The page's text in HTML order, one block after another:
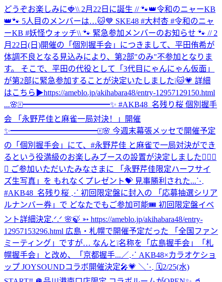
どうぞお楽しみに🍓\\ 2月22日に誕生 // 🐾👑令和のニャーKB
👑🐾 5人目のメンバーは…🐱💙 SKE48 #大村杏 #令和のニャ
ーKB #妖怪ウォッチ\\ 🐾 緊急参加メンバーのお知らせ 🐾 // 2
月22日(日)開催の「個別握手会」につきまして、平田侑希が
体調不良となる見込みにより、第2部"のみ"不参加となりま
す。 そこで、平田の代役として「3代目にゃんにゃん仮面」
が第2部に緊急参加することが決定いたしました❕🐱💗 詳細
はこちら▶https://ameblo.jp/akihabara48/entry-12957129150.html
...🌸🀄️━━━━━━━━━━━✨ #AKB48_名残り桜 個別握手
会 「永野芹佳と麻雀一局対決！」開催
✨━━━━━━━━━━━🀄️🌸 今週末幕張メッセで開催予定
の「個別握手会」にて、#永野芹佳 と麻雀で一局対決ができ
るという役満級のお楽しみブースの設置が決定しました✊🏻🎯
💖 ご参加いただいたみなさまに 「永野芹佳限定ハーフサイ
ズ生写真」を もれなくプレゼント💝 見事勝利された...⋱
#AKB48_名残り桜 ⋰ 初回限定盤に封入の 「応募抽選シリア
ルナンバー券」で どなたでもご参加可能🎟️ 初回限定盤イベ
ント詳細決定.ᐟ.ᐟ 🌸🍃 ➳ https://ameblo.jp/akihabara48/entry-
12957153296.html 広島・札幌で開催予定だった 「全国ファン
ミーティング」ですが… なんと❕名称を「広島握手会」「札
幌握手会」と改め、「京都握手... ／⋰ AKB48×カラオケショ
ップ JOYSOUNDコラボ開催決定🎤💗 ＼⋱ 🗓️2/25(水)